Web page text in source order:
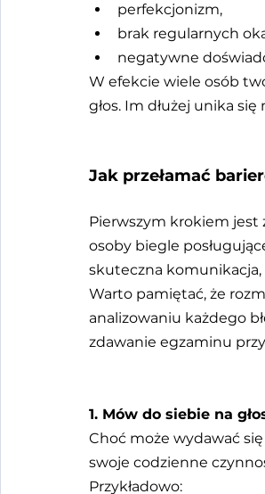
perfekcjonizm,
brak regularnych
negatywne
W efekcie wiele osób
głos. Im dłużej unika
Jak przełamać
Pierwszym krokiem jest
osoby biegle
skuteczna komunikacja,
Warto pamiętać, że
analizowaniu każdego
zdawanie egzaminu
1. Mów do siebie na
Choć może wydawać
swoje codzienne
Przykładowo: